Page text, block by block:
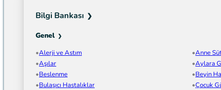
Bilgi Bankası
Genel
Alerji ve Astım
Anne
Aşılar
Aylara
Beslenme
Beyin
Bulaşıcı Hastalıklar
Çocuk